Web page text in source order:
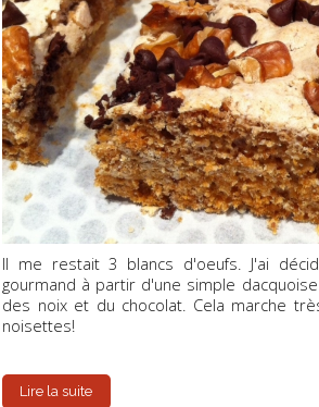
Il me restait 3 blancs d'oeufs. J'ai
gourmand à partir d'une simple
des noix et du chocolat. Cela marche
noisettes!
Lire la suite